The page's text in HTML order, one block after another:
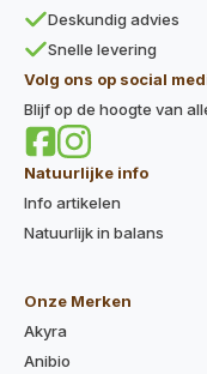
Deskundig advies
Snelle levering
Volg ons op social
Blijf op de hoogte van
Natuurlijke info
Info artikelen
Natuurlijk in balans
Onze Merken
Akyra
Anibio